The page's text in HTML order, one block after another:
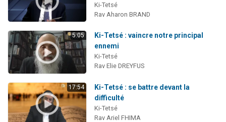
Ki-Tetsé
Rav Aharon BRAND
5:05
Ki-Tetsé : vaincre notre principal
ennemi
Ki-Tetsé
Rav Elie DREYFUS
17:54
Ki-Tetsé : se battre devant la
difficulté
Ki-Tetsé
Rav Ariel FHIMA